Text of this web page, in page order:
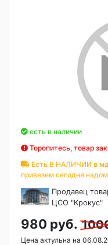
есть в наличии
Торопитесь, товар
Есть В НАЛИЧИИ в
привезем сегодня
Продавец
ЦСО "Крокус"
980 руб.
Цена актульна на